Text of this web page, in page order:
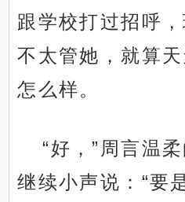
跟学校打过招呼
不太管她，就算
怎么样。
“好，”周言温
继续小声说：“要